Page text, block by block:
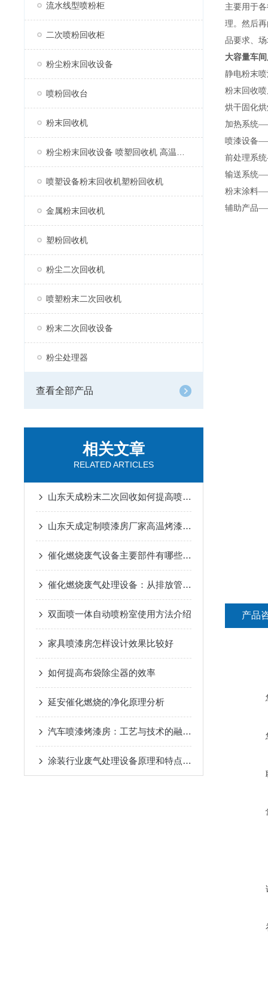
流水线型喷粉柜
二次喷粉回收柜
粉尘粉末回收设备
喷粉回收台
粉末回收机
喷塑设备粉末回收机塑粉回收机
金属粉末回收机
塑粉回收机
粉尘二次回收机
喷塑粉末二次回收机
粉末二次回收设备
粉尘处理器
查看全部产品
相关文章
RELATED ARTICLES
山东天成粉末二次回收如何提高喷涂设备的效率
山东天成定制喷漆房厂家高温烤漆房的流程
催化燃烧废气设备主要部件有哪些？充当着怎样的角色？
催化燃烧废气处理设备：从排放管理到环境保护
双面喷一体自动喷粉室使用方法介绍
家具喷漆房怎样设计效果比较好
如何提高布袋除尘器的效率
延安催化燃烧的净化原理分析
汽车喷漆烤漆房：工艺与技术的融合空间
涂装行业废气处理设备原理和特点是什么？
主要用于
理。然后
品要求、
大容量车
静电粉末
粉末回收
烘干固化
加热系统
喷漆设备
前处理系
输送系统
粉末涂料
辅助产品
产品